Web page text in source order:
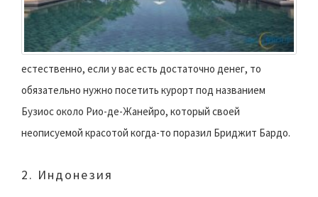
естественно, если у вас есть достаточно денег, то
обязательно нужно посетить курорт под названием
Бузиос около Рио-де-Жанейро, который своей
неописуемой красотой когда-то поразил Бриджит Бардо.
2. Индонезия